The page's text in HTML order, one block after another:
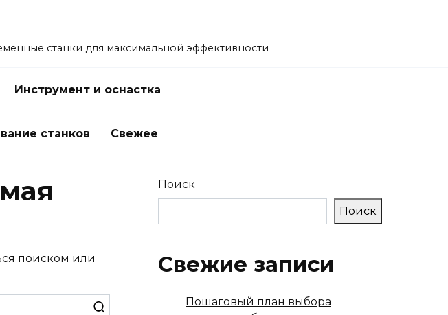
станки для максимальной эффективности
Инструмент и оснастка
станков Свежее
поиском или
Поиск
Поиск
Свежие записи
Пошаговый план выбора